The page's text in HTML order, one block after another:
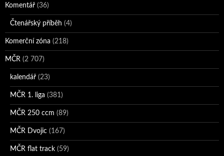
Komentář (36)
Čtenářský příběh (4)
Komerční zóna (218)
MČR (2 707)
kalendář (23)
MČR 1. liga (381)
MČR 250 ccm (89)
MČR Dvojic (167)
MČR flat track (59)